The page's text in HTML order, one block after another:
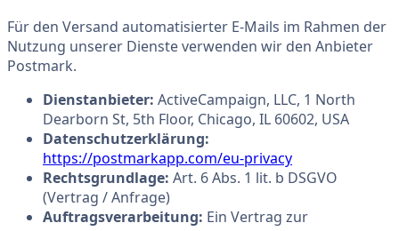
Für den Versand automatisierter E-Mails im Rahmen der
Nutzung unserer Dienste verwenden wir den Anbieter
Postmark.
Dienstanbieter: ActiveCampaign, LLC, 1 North
Dearborn St, 5th Floor, Chicago, IL 60602, USA
Datenschutzerklärung:
https://postmarkapp.com/eu-privacy
Rechtsgrundlage: Art. 6 Abs. 1 lit. b DSGVO
(Vertrag / Anfrage)
Auftragsverarbeitung: Ein Vertrag zur